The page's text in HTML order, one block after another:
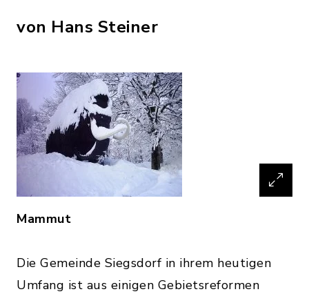
von Hans Steiner
Mammut
Die Gemeinde Siegsdorf in ihrem heutigen
Umfang ist aus einigen Gebietsreformen